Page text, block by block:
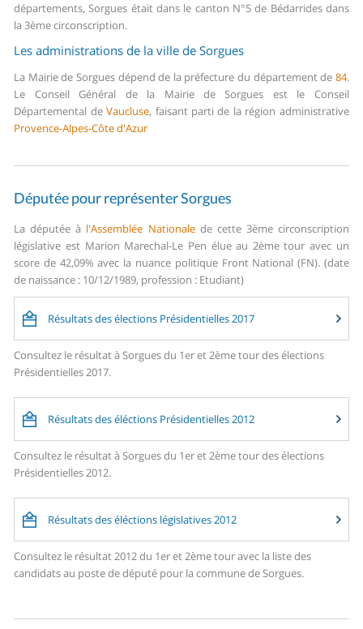
départements, Sorgues était dans le canton N°5 de Bédarrides dans
la 3ème circonscription.
Les administrations de la ville de Sorgues
La Mairie de Sorgues dépend de la préfecture du département de 84.
Le Conseil Général de la Mairie de Sorgues est le Conseil
Départemental deVaucluse, faisant parti de la région administrative
Provence-Alpes-Côte d'Azur
Députée pour représenter Sorgues
La députée à l'Assemblée Nationalede cette 3ème circonscription
législative est Marion Marechal-Le Pen élue au 2ème tour avec un
score de 42,09% avec la nuance politique Front National (FN). (date
de naissance : 10/12/1989, profession : Etudiant)
Résultats des élections Présidentielles 2017
Consultez le résultat à Sorgues du 1er et 2ème tour des élections
Présidentielles 2017.
Résultats des éléctions Présidentielles 2012
Consultez le résultat à Sorgues du 1er et 2ème tour des élections
Présidentielles 2012.
Résultats des éléctions législatives 2012
Consultez le résultat 2012 du 1er et 2ème tour avec la liste des
candidats au poste de député pour la commune de Sorgues.